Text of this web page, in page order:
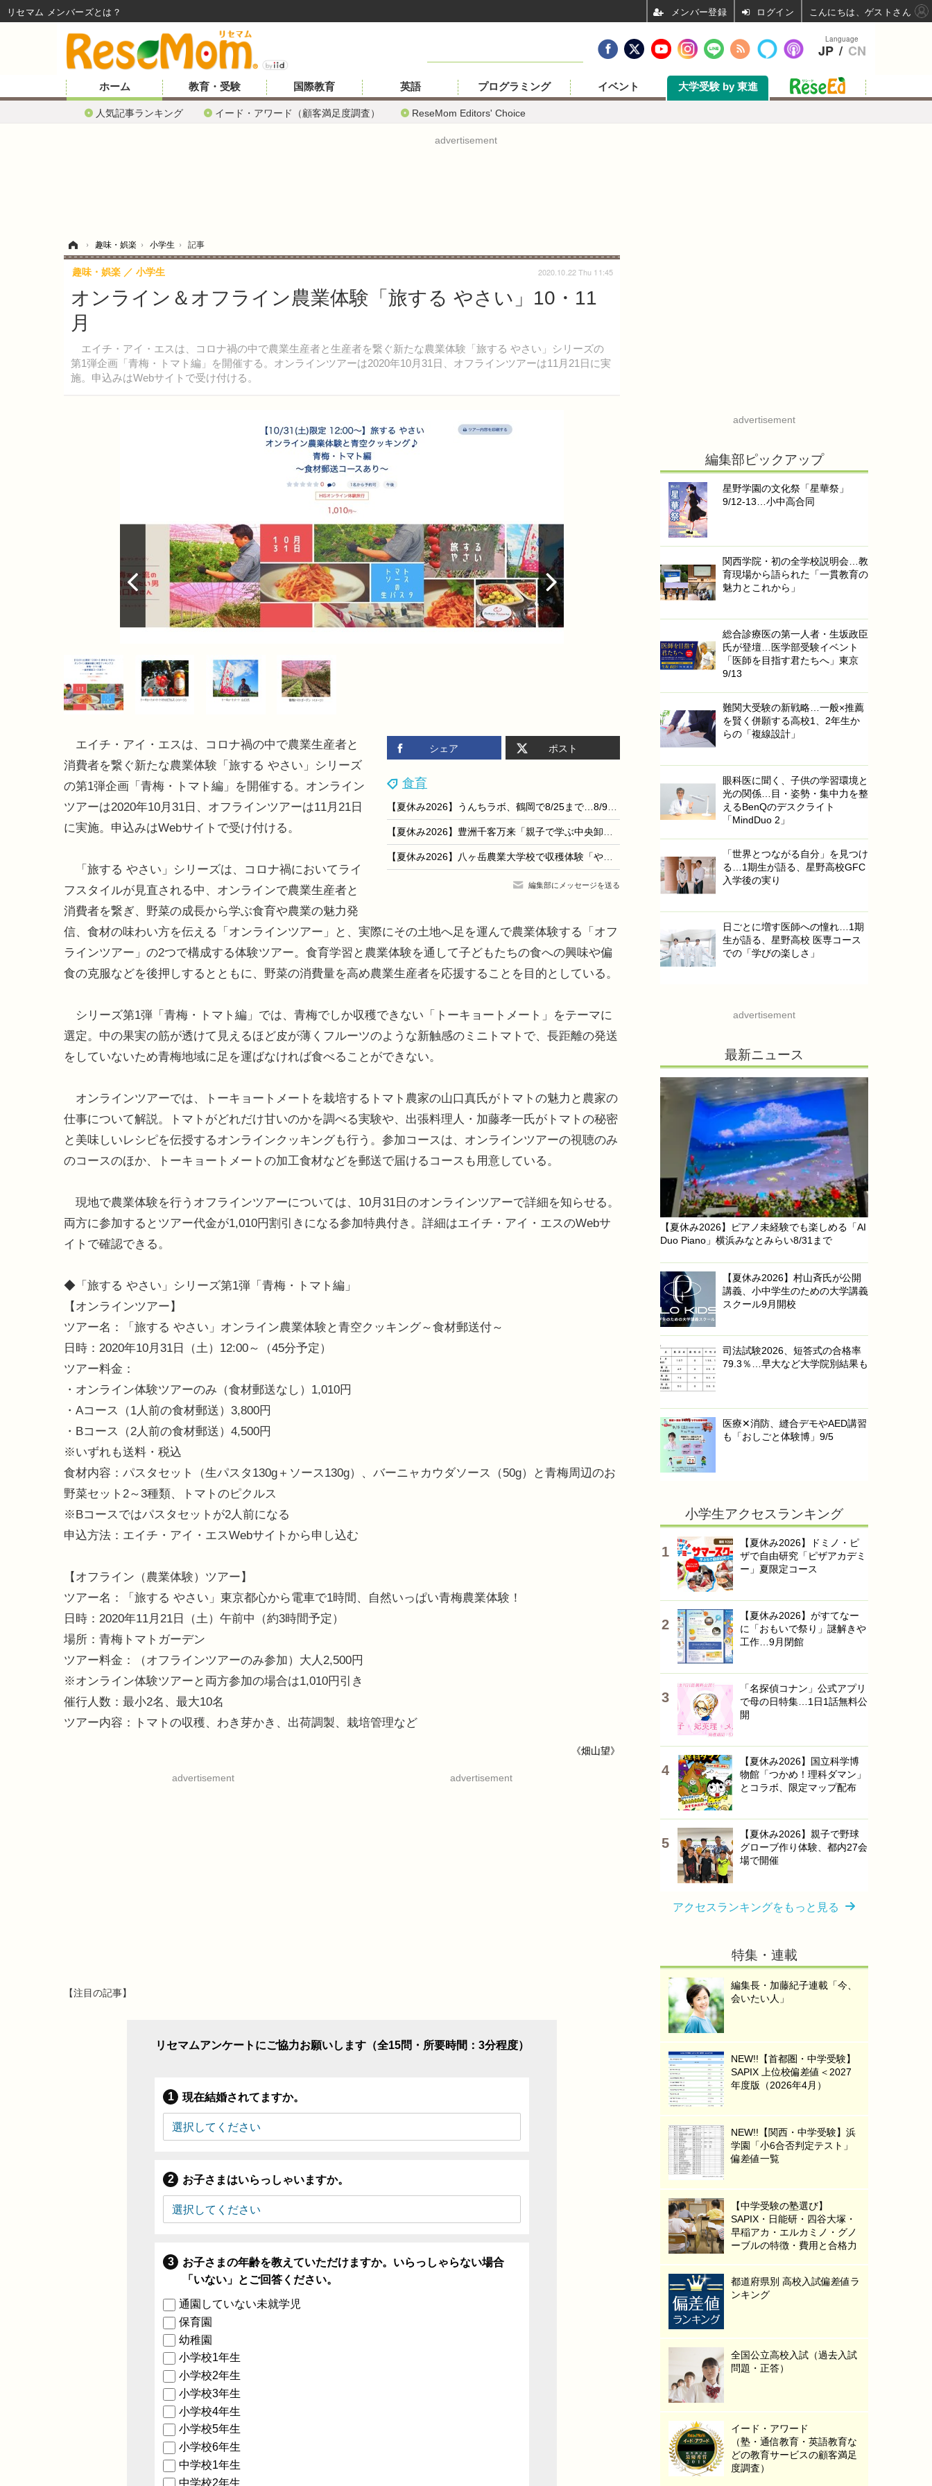
ホーム
人気記事ランキング イード・アワード（顧客満足度調査） ReseMom Editors' Choice
教育・受験 国際教育 英語 プログラミング イベント 大学受験 by 東進
advertisement
› 趣味・娯楽 › 小学生 › 記事
オンライン＆オフライン農業体験「旅する やさい」10・11
月
エイチ・アイ・エスは、コロナ禍の中で農業生産者と生産者を繋ぐ新たな農業体験「旅する やさい」シリーズの
第1弾企画「青梅・トマト編」を開催する。オンラインツアーは2020年10月31日、オフラインツアーは11月21日に実
施。申込みはWebサイトで受け付ける。
趣味・娯楽 小学生 2020.10.22 Thu 11:45
シェア ポスト
食育
【夏休み2026】うんちラボ、鶴岡で8/25まで…8/9に特別WS
【夏休み2026】豊洲千客万来「親子で学ぶ中央卸売市場」8/21-22
【夏休み2026】八ヶ岳農業大学校で収穫体験「やさい博士ツアー」自由研究にも
編集部にメッセージを送る
エイチ・アイ・エスは、コロナ禍の中で農業生産者と
消費者を繋ぐ新たな農業体験「旅する やさい」シリーズ
の第1弾企画「青梅・トマト編」を開催する。オンライン
ツアーは2020年10月31日、オフラインツアーは11月21日
に実施。申込みはWebサイトで受け付ける。
「旅する やさい」シリーズは、コロナ禍においてライ
フスタイルが見直される中、オンラインで農業生産者と
消費者を繋ぎ、野菜の成長から学ぶ食育や農業の魅力発
信、食材の味わい方を伝える「オンラインツアー」と、実際にその土地へ足を運んで農業体験する「オフ
ラインツアー」の2つで構成する体験ツアー。食育学習と農業体験を通して子どもたちの食への興味や偏
食の克服などを後押しするとともに、野菜の消費量を高め農業生産者を応援することを目的としている。
シリーズ第1弾「青梅・トマト編」では、青梅でしか収穫できない「トーキョートメート」をテーマに
選定。中の果実の筋が透けて見えるほど皮が薄くフルーツのような新触感のミニトマトで、長距離の発送
をしていないため青梅地域に足を運ばなければ食べることができない。
オンラインツアーでは、トーキョートメートを栽培するトマト農家の山口真氏がトマトの魅力と農家の
仕事について解説。トマトがどれだけ甘いのかを調べる実験や、出張料理人・加藤孝一氏がトマトの秘密
と美味しいレシピを伝授するオンラインクッキングも行う。参加コースは、オンラインツアーの視聴のみ
のコースのほか、トーキョートメートの加工食材などを郵送で届けるコースも用意している。
現地で農業体験を行うオフラインツアーについては、10月31日のオンラインツアーで詳細を知らせる。
両方に参加するとツアー代金が1,010円割引きになる参加特典付き。詳細はエイチ・アイ・エスのWebサ
イトで確認できる。
◆「旅する やさい」シリーズ第1弾「青梅・トマト編」
【オンラインツアー】
ツアー名：「旅する やさい」オンライン農業体験と青空クッキング～食材郵送付～
日時：2020年10月31日（土）12:00～（45分予定）
ツアー料金：
・オンライン体験ツアーのみ（食材郵送なし）1,010円
・Aコース（1人前の食材郵送）3,800円
・Bコース（2人前の食材郵送）4,500円
※いずれも送料・税込
食材内容：パスタセット（生パスタ130g＋ソース130g）、バーニャカウダソース（50g）と青梅周辺のお
野菜セット2～3種類、トマトのピクルス
※Bコースではパスタセットが2人前になる
申込方法：エイチ・アイ・エスWebサイトから申し込む
【オフライン（農業体験）ツアー】
ツアー名：「旅する やさい」東京都心から電車で1時間、自然いっぱい青梅農業体験！
日時：2020年11月21日（土）午前中（約3時間予定）
場所：青梅トマトガーデン
ツアー料金：（オフラインツアーのみ参加）大人2,500円
※オンライン体験ツアーと両方参加の場合は1,010円引き
催行人数：最小2名、最大10名
ツアー内容：トマトの収穫、わき芽かき、出荷調製、栽培管理など
《畑山望》
advertisement advertisement
【注目の記事】
リセマムアンケートにご協力お願いします（全15問・所要時間：3分程度）
現在結婚されてますか。
お子さまはいらっしゃいますか。
お子さまの年齢を教えていただけますか。いらっしゃらない場合
「いない」とご回答ください。
通園していない未就学児
保育園
幼稚園
小学校1年生
小学校2年生
小学校3年生
小学校4年生
小学校5年生
小学校6年生
中学校1年生
中学校2年生
advertisement
編集部ピックアップ
星野学園の文化祭「星華祭」
9/12-13…小中高合同
関西学院・初の全学校説明会…教
育現場から語られた「一貫教育の
魅力とこれから」
総合診療医の第一人者・生坂政臣
氏が登壇…医学部受験イベント
「医師を目指す君たちへ」東京
9/13
難関大受験の新戦略…一般×推薦
を賢く併願する高校1、2年生か
らの「複線設計」
眼科医に聞く、子供の学習環境と
光の関係…目・姿勢・集中力を整
えるBenQのデスクライト
「MindDuo 2」
「世界とつながる自分」を見つけ
る…1期生が語る、星野高校GFC
入学後の実り
日ごとに増す医師への憧れ…1期
生が語る、星野高校 医専コース
での「学びの楽しさ」
advertisement
最新ニュース
【夏休み2026】ピアノ未経験でも楽しめる「AI
Duo Piano」横浜みなとみらい8/31まで
【夏休み2026】村山斉氏が公開
講義、小中学生のための大学講義
スクール9月開校
司法試験2026、短答式の合格率
79.3％…早大など大学院別結果も
医療✕消防、縫合デモやAED講習
も「おしごと体験博」9/5
小学生アクセスランキング
【夏休み2026】ドミノ・ピ
ザで自由研究「ピザアカデミ
ー」夏限定コース
【夏休み2026】がすてなー
に「おもいで祭り」謎解きや
工作…9月閉館
「名探偵コナン」公式アプリ
で母の日特集…1日1話無料公
開
【夏休み2026】国立科学博
物館「つかめ！理科ダマン」
とコラボ、限定マップ配布
【夏休み2026】親子で野球
グローブ作り体験、都内27会
場で開催
アクセスランキングをもっと見る
特集・連載
編集長・加藤紀子連載「今、
会いたい人」
NEW!!【首都圏・中学受験】
SAPIX 上位校偏差値＜2027
年度版（2026年4月）
NEW!!【関西・中学受験】浜
学園「小6合否判定テスト」
偏差値一覧
【中学受験の塾選び】
SAPIX・日能研・四谷大塚・
早稲アカ・エルカミノ・グノ
ーブルの特徴・費用と合格力
都道府県別 高校入試偏差値ラ
ンキング
全国公立高校入試（過去入試
問題・正答）
イード・アワード
（塾・通信教育・英語教育な
どの教育サービスの顧客満足
度調査）
Language
JP / CN
リセマム メンバーズ ログイン こんにちは、ゲストさん